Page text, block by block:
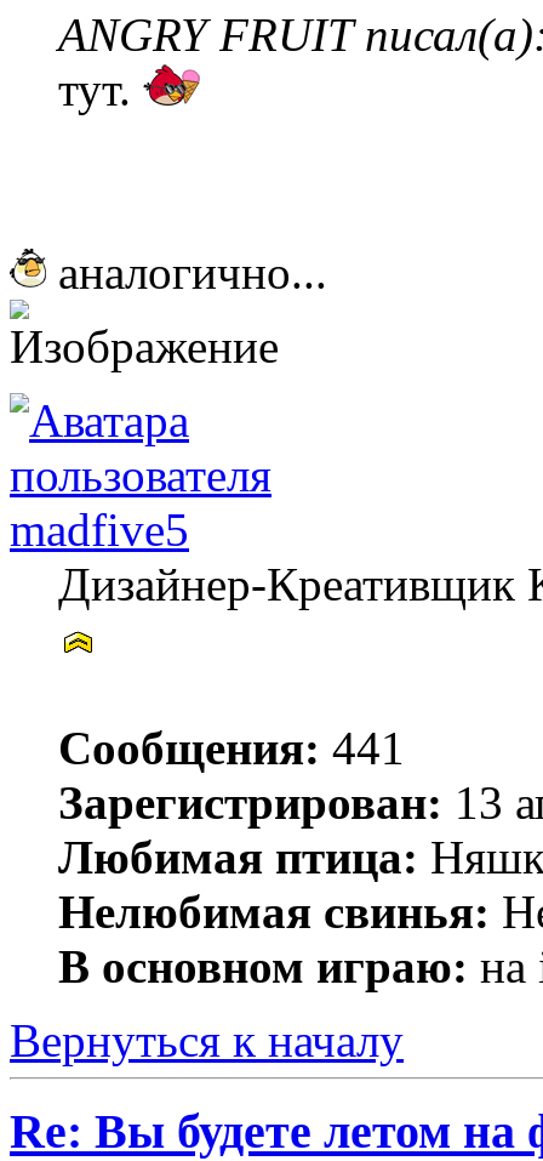
ANGRY FRUIT
тут.
аналогично...
madfive5
Дизайнер-Креативщик
Сообщения: 441
Зарегистрирован: 13
Любимая птица:
Нелюбимая свинья:
В основном играю: на
Вернуться к началу
Re: Вы будете летом на